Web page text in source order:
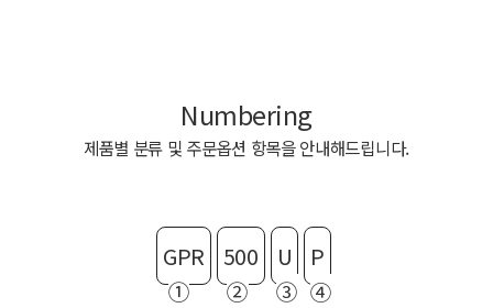
Numbering
제품별 분류 및 주문옵션 항목을 안내해드립니다.
GPR
①
500
②
U
③
P
④